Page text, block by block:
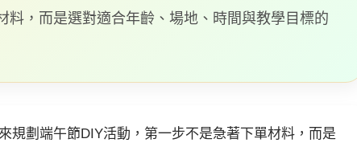
料，而是選對適合年齡、場地、時間與教學目標的
規劃端午節DIY活動，第一步不是急著下單材料，而是